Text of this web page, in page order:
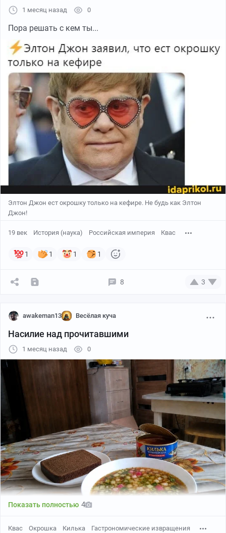
1 месяц назад 0
Пора решать с кем ты...
Элтон Джон ест окрошку только на кефире. Не будь как Элтон
Джон!
19 век История (наука) Российская империя Квас
1 1 1 1
8 3
awakeman13 Весёлая куча
Насилие над прочитавшими
1 месяц назад 0
Показать полностью 4
Квас Окрошка Килька Гастрономические извращения